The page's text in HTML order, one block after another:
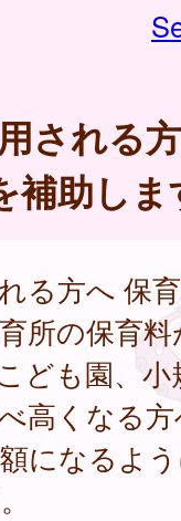
される
補助しま
る方へ 保
所の保育
ども園、
高くなる
になるよ